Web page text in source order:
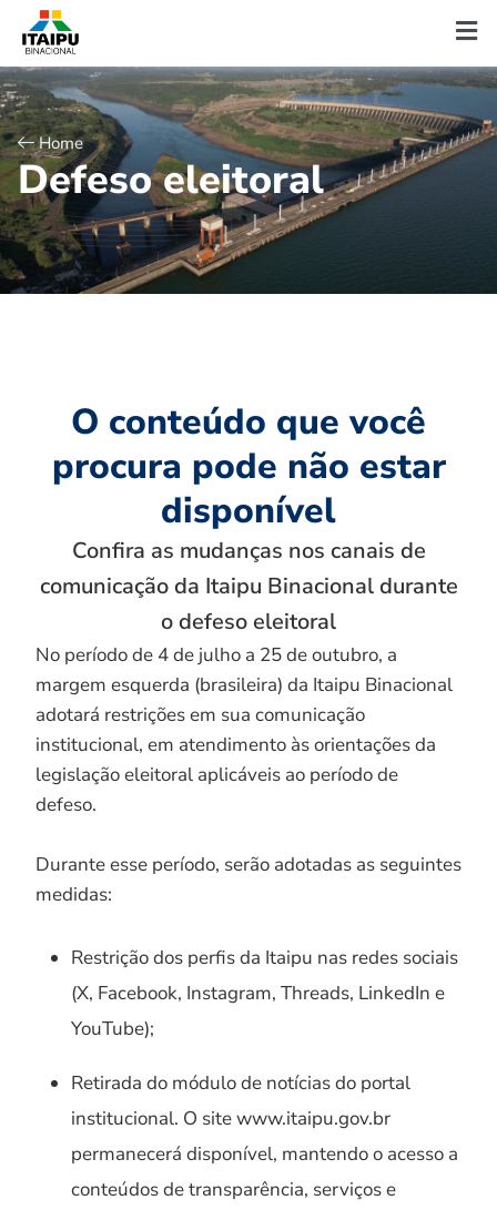
Home
Defeso eleitoral
O conteúdo que você
procura pode não estar
disponível
Confira as mudanças nos canais de
comunicação da Itaipu Binacional durante
o defeso eleitoral
No período de 4 de julho a 25 de outubro, a
margem esquerda (brasileira) da Itaipu Binacional
adotará restrições em sua comunicação
institucional, em atendimento às orientações da
legislação eleitoral aplicáveis ao período de
defeso.
Durante esse período, serão adotadas as seguintes
medidas:
Restrição dos perfis da Itaipu nas redes sociais
(X, Facebook, Instagram, Threads, LinkedIn e
YouTube);
Retirada do módulo de notícias do portal
institucional. O site www.itaipu.gov.br
permanecerá disponível, mantendo o acesso a
conteúdos de transparência, serviços e